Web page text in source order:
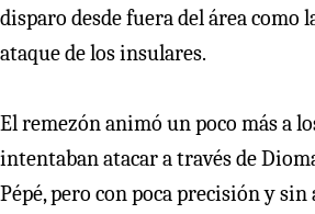
disparo desde fuera del área como
ataque de los insulares.
El remezón animó un poco más a
intentaban atacar a través de
Pépé, pero con poca precisión y sin